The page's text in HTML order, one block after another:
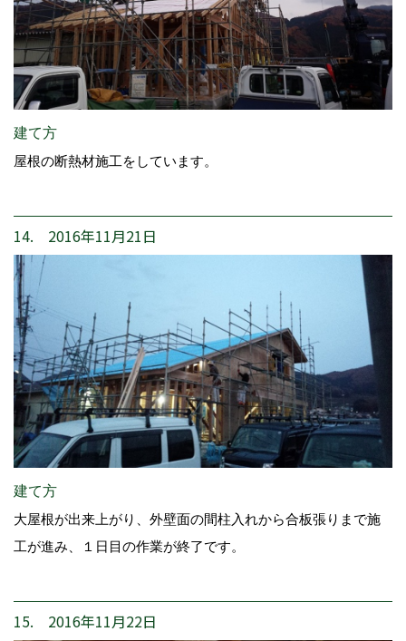
建て方
屋根の断熱材施工をしています。
14. 2016年11月21日
建て方
大屋根が出来上がり、外壁面の間柱入れから合板張りまで施
工が進み、１日目の作業が終了です。
15. 2016年11月22日